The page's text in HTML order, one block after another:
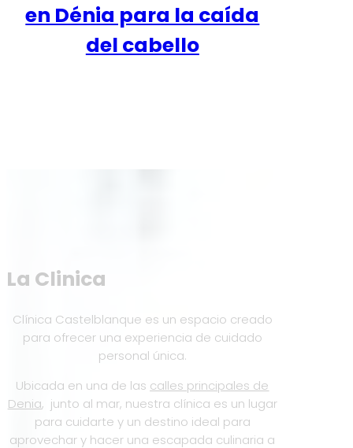
en Dénia para la caída
del cabello
La Clinica
Clínica Castelblanque es un espacio creado
para ofrecer una experiencia de cuidado
personal única.
Ubicada en una de las calles principales de
Denia, junto al mar, nuestra clínica es un lugar
para cuidarte y un destino ideal para
aprovechar y hacer una escapada culinaria a